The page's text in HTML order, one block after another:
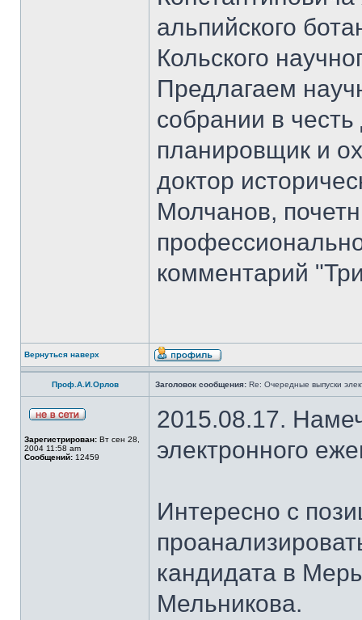
альпийского
Кольского
Предлагаем
собрании в
планировщик и
доктор
Молчанов,
комментарий
Вернуться наверх
Проф.А.И.Орлов Заголовок сообщения: Re: Очередные выпуски
Зарегистрирован: Вт сен 28,
2004 11:58 am
Сообщений: 12459
2015.08.17.
электронного
Интересно с
кандидата в
Мельникова.